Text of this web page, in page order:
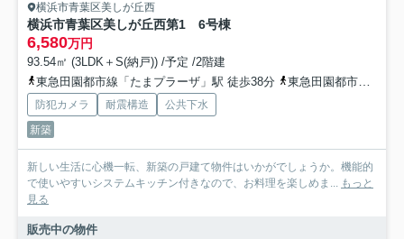
横浜市青葉区美しが丘西
横浜市青葉区美しが丘西第1 6号棟
6,580万円
93.54㎡ (3LDK＋S(納戸)) /予定 /2階建
東急田園都市線「たまプラーザ」駅 徒歩38分
東急田園都市線「あざみ野」駅 徒歩42分
防犯カメラ 耐震構造
公共下水
新築
新しい生活に心機一転、新築の戸建て物件はいかがでしょうか。機能的
で使いやすいシステムキッチン付きなので、お料理を楽しめま... もっと
見る
販売中の物件